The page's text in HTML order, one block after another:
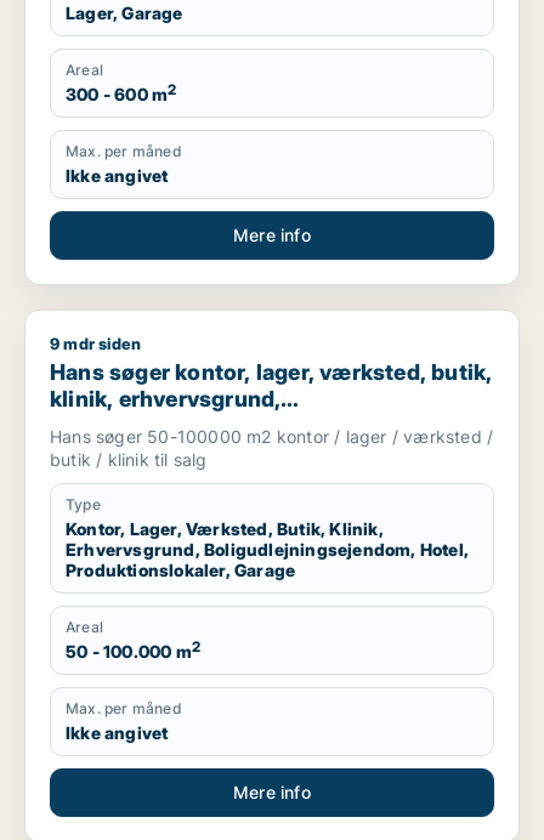
Lager, Garage
Areal
300 - 600 m2
Max. per måned
Ikke angivet
Mere info
Hans søger kontor, lager, værksted, butik, klinik,
9 mdr siden
Hans søger kontor, lager, værksted, butik,
klinik, erhvervsgrund,
boligudlejningsejendom, hotel,
produktionslokaler eller garage til salg i
Region Sjælland
Hans søger 50-100000 m2 kontor / lager / værksted /
butik / klinik til salg
Type
Kontor, Lager, Værksted, Butik, Klinik,
Erhvervsgrund, Boligudlejningsejendom, Hotel,
Produktionslokaler, Garage
Areal
50 - 100.000 m2
Max. per måned
Ikke angivet
Mere info